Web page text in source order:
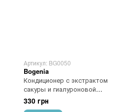
Артикул: BG0050
Bogenia
Кондиционер с экстрактом
сакуры и гиалуроновой
кислотой Bogenia Sakura
Conditioner 450 мл
330 грн